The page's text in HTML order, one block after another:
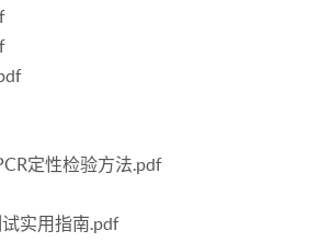
定性检验方法.pdf
实用指南.pdf